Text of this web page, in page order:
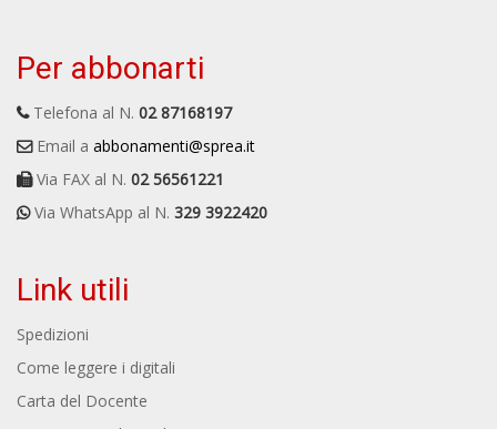
Per abbonarti
Telefona al N. 02 87168197
Email a abbonamenti@sprea.it
Via FAX al N. 02 56561221
Via WhatsApp al N. 329 3922420
Link utili
Spedizioni
Come leggere i digitali
Carta del Docente